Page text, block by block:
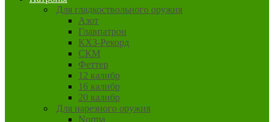
Для гладкоствольного оружия
Азот
Главпатрон
КХЗ-Рекорд
СКМ
Феттер
12 калибр
16 калибр
20 калибр
Для нарезного оружия
Norma